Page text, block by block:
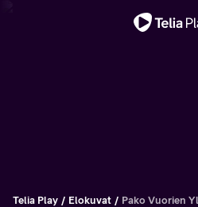
Telia Play Elokuvat Pako Vuorien